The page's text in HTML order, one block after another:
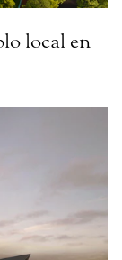
local en